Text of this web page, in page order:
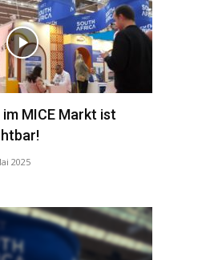
MICE Markt ist
2025